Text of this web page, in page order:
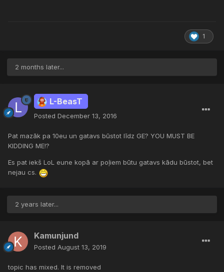
1
2 months later...
L-BeasT
Posted December 13, 2016
Pat mazāk pa 10eu un gatavs būstot līdz GE? YOU MUST BE
KIDDING ME!?
Es pat iekš LoL eune kopā ar poļiem būtu gatavs kādu būstot, bet
nejau cs.
2 years later...
Kamunjund
Posted August 13, 2019
topic has mixed. It is removed